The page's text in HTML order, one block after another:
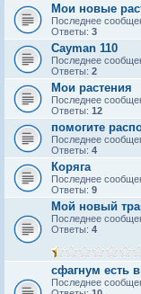
Мои новые
Последнее
Ответы: 3
Cayman 110
Последнее
Ответы: 2
Мои растения
Последнее
Ответы: 12
помогите
Последнее
Ответы: 4
Коряга
Последнее
Ответы: 9
Мой новый
Последнее
Ответы: 4
сфагнум есть
Последнее